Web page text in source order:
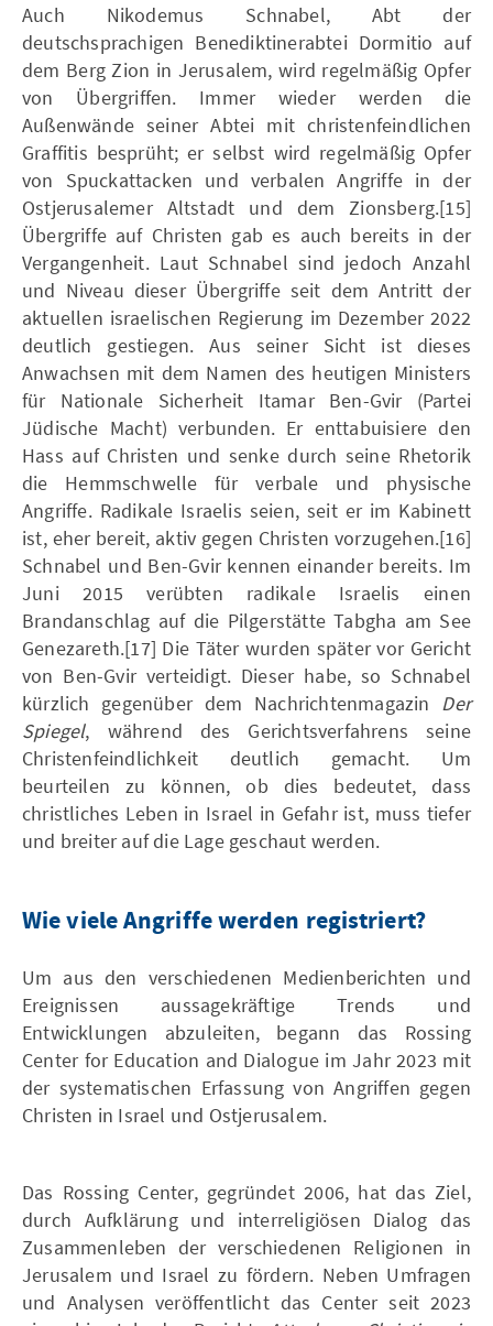
Auch Nikodemus Schnabel, Abt der
deutschsprachigen Benediktinerabtei Dormitio auf
dem Berg Zion in Jerusalem, wird regelmäßig Opfer
von Übergriffen. Immer wieder werden die
Außenwände seiner Abtei mit christenfeindlichen
Graffitis besprüht; er selbst wird regelmäßig Opfer
von Spuckattacken und verbalen Angriffe in der
Ostjerusalemer Altstadt und dem Zionsberg.[15]
Übergriffe auf Christen gab es auch bereits in der
Vergangenheit. Laut Schnabel sind jedoch Anzahl
und Niveau dieser Übergriffe seit dem Antritt der
aktuellen israelischen Regierung im Dezember 2022
deutlich gestiegen. Aus seiner Sicht ist dieses
Anwachsen mit dem Namen des heutigen Ministers
für Nationale Sicherheit Itamar Ben-Gvir (Partei
Jüdische Macht) verbunden. Er enttabuisiere den
Hass auf Christen und senke durch seine Rhetorik
die Hemmschwelle für verbale und physische
Angriffe. Radikale Israelis seien, seit er im Kabinett
ist, eher bereit, aktiv gegen Christen vorzugehen.[16]
Schnabel und Ben-Gvir kennen einander bereits. Im
Juni 2015 verübten radikale Israelis einen
Brandanschlag auf die Pilgerstätte Tabgha am See
Genezareth.[17] Die Täter wurden später vor Gericht
von Ben-Gvir verteidigt. Dieser habe, so Schnabel
kürzlich gegenüber dem Nachrichtenmagazin Der
Spiegel, während des Gerichtsverfahrens seine
Christenfeindlichkeit deutlich gemacht. Um
beurteilen zu können, ob dies bedeutet, dass
christliches Leben in Israel in Gefahr ist, muss tiefer
und breiter auf die Lage geschaut werden.
Wie viele Angriffe werden registriert?
Um aus den verschiedenen Medienberichten und
Ereignissen aussagekräftige Trends und
Entwicklungen abzuleiten, begann das Rossing
Center for Education and Dialogue im Jahr 2023 mit
der systematischen Erfassung von Angriffen gegen
Christen in Israel und Ostjerusalem.
Das Rossing Center, gegründet 2006, hat das Ziel,
durch Aufklärung und interreligiösen Dialog das
Zusammenleben der verschiedenen Religionen in
Jerusalem und Israel zu fördern. Neben Umfragen
und Analysen veröffentlicht das Center seit 2023